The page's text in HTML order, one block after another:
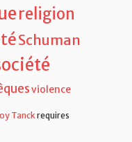
religion
Schuman
violence
Tanckrequires